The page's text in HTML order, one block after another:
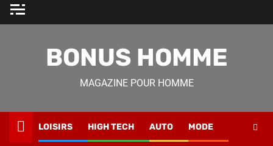
Skip
BONUS HOMME
MAGAZINE POUR HOMME
LOISIRS HIGH TECH AUTO MODE